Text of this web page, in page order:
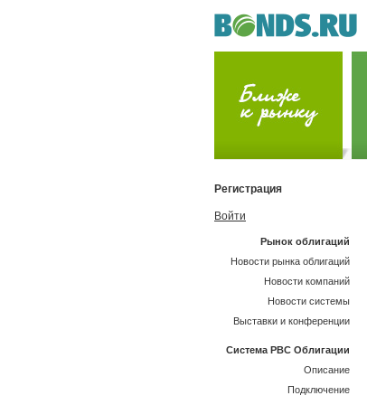
Регистрация
Войти
Рынок облигаций
Новости рынка облигаций
Новости компаний
Новости системы
Выставки и конференции
Система РВС Облигации
Описание
Подключение